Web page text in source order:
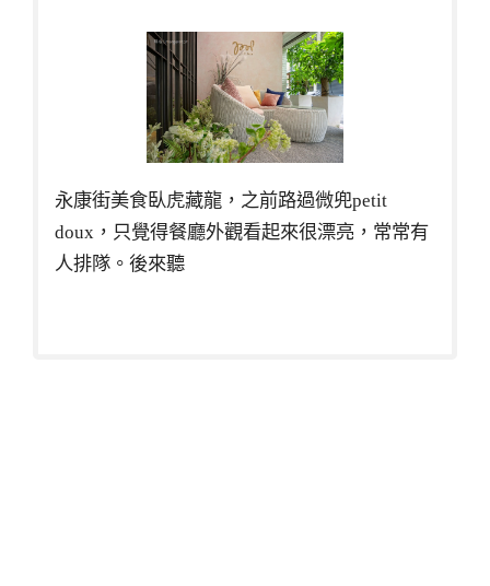
永康街美食臥虎藏龍，之前路過微兜petit
doux，只覺得餐廳外觀看起來很漂亮，常常有
人排隊。後來聽